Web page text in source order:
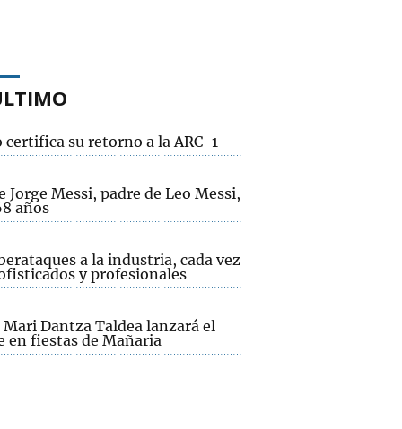
certifica su retorno a la ARC-1
Jorge Messi, padre de Leo Messi,
años
a la industria, cada vez
y profesionales
Dantza Taldea lanzará el
en fiestas de Mañaria